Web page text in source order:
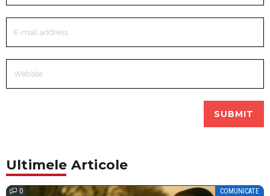
Ultimele Articole
0 COMUNICATE